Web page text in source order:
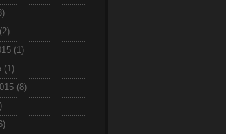
(2)
(1)
(1)
(8)